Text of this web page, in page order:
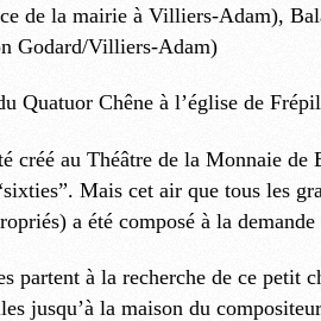
de la mairie à Villiers-Adam),
Godard/Villiers-Adam)
Quatuor Chêne à l’église de
créé au Théâtre de la Monnaie
Mais cet air que tous les
a été composé à la
partent à la recherche de ce
jusqu’à la maison du